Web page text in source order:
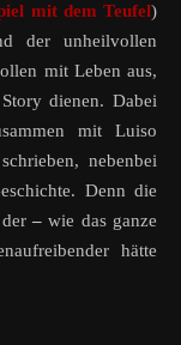
mit dem Teufel)
der unheilvollen
mit Leben aus,
dienen. Dabei
mit Luiso
nebenbei
Denn die
–wie das ganze
hätte